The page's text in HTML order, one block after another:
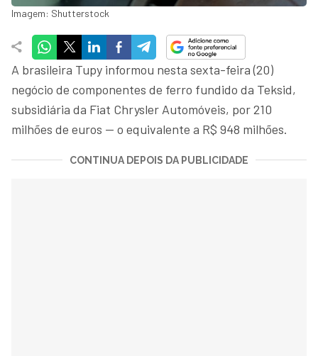
Imagem: Shutterstock
A brasileira Tupy informou nesta sexta-feira (20)
negócio de componentes de ferro fundido da Teksid,
subsidiária da Fiat Chrysler Automóveis, por 210
milhões de euros — o equivalente a R$ 948 milhões.
CONTINUA DEPOIS DA PUBLICIDADE